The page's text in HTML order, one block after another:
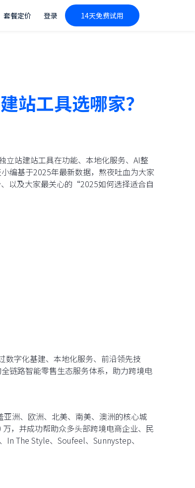
套餐定价 登录 14天免费试用
站工具选哪家？
立站建站工具在功能、本地化服务、AI整
编基于2025年最新数据，熬夜吐血为大家
以及大家最关心的“2025如何选择适合自
数字化基建、本地化服务、前沿领先技
链路智能零售生态服务体系，助力跨境电
洲、欧洲、北美、南美、澳洲的核心城
，并成功帮助众多头部跨境电商企业、民
In The Style、Soufeel、Sunnystep、